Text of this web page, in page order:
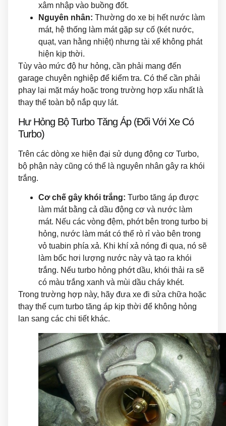
xâm nhập vào buồng đốt.
Nguyên nhân: Thường do xe bị hết nước làm
mát, hệ thống làm mát gặp sự cố (két nước,
quạt, van hằng nhiệt) nhưng tài xế không phát
hiện kịp thời.
Tùy vào mức độ hư hỏng, cần phải mang đến
garage chuyên nghiệp để kiểm tra. Có thể cần phải
phay lại mặt máy hoặc trong trường hợp xấu nhất là
thay thế toàn bộ nắp quy lát.
Hư Hỏng Bộ Turbo Tăng Áp (Đối Với Xe Có
Turbo)
Trên các dòng xe hiện đại sử dụng động cơ Turbo,
bộ phận này cũng có thể là nguyên nhân gây ra khói
trắng.
Cơ chế gây khói trắng: Turbo tăng áp được
làm mát bằng cả dầu động cơ và nước làm
mát. Nếu các vòng đệm, phớt bên trong turbo bị
hỏng, nước làm mát có thể rò rỉ vào bên trong
vỏ tuabin phía xả. Khi khí xả nóng đi qua, nó sẽ
làm bốc hơi lượng nước này và tạo ra khói
trắng. Nếu turbo hỏng phớt dầu, khói thải ra sẽ
có màu trắng xanh và mùi dầu cháy khét.
Trong trường hợp này, hãy đưa xe đi sửa chữa hoặc
thay thế cụm turbo tăng áp kịp thời để không hỏng
lan sang các chi tiết khác.